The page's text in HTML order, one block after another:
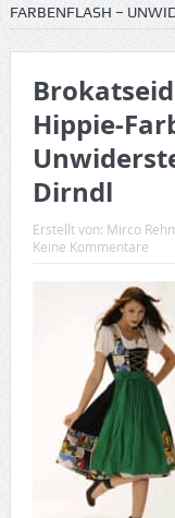
FARBENFLASH –
Hippie-
Dirndl
Erstellt von: Mirco
Keine Kommentare